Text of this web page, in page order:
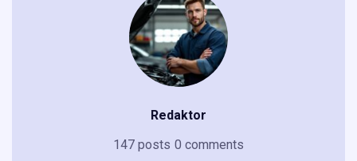
Redaktor
147 posts 0 comments